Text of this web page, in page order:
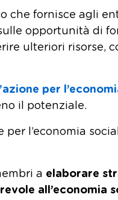
che fornisce agli
opportunità di
ulteriori risorse,
per
il potenziale.
l’economia
a elaborare
all’economia